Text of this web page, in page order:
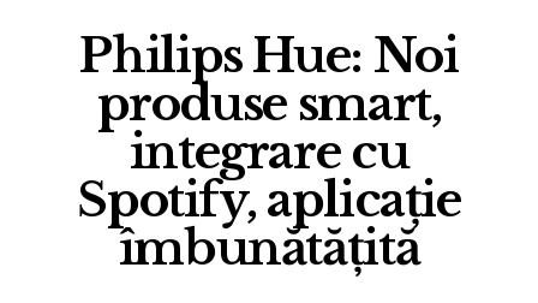
Philips Hue: Noi
produse smart,
integrare cu
Spotify, aplicație
îmbunătățită